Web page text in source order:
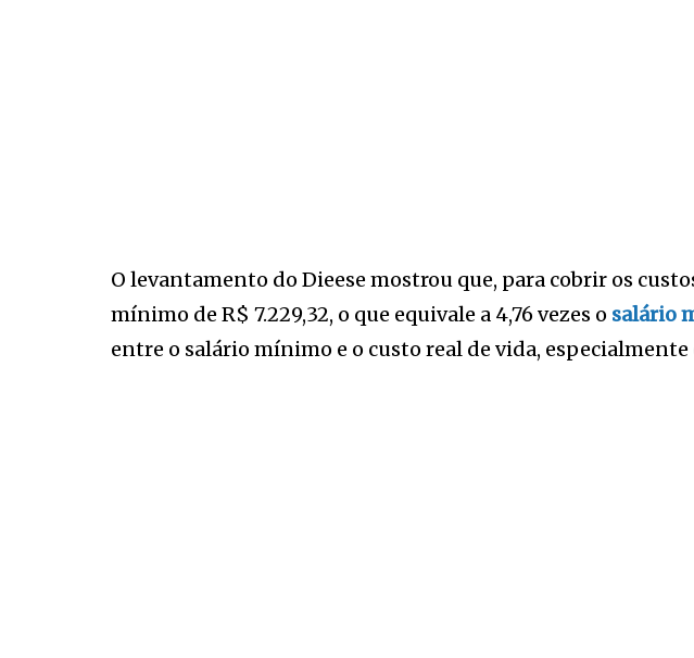
O levantamento do Dieese mostrou que, para cobrir os
mínimo de R$ 7.229,32, o que equivale a 4,76 vezes o salário
entre o salário mínimo e o custo real de vida,